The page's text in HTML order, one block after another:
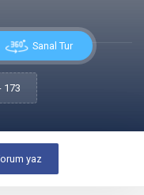
Sanal Tur
173
yaz